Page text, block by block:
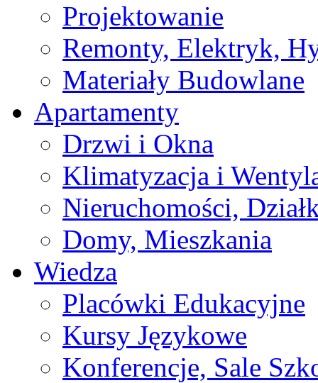
Projektowanie
Remonty, Elektryk,
Materiały Budowlane
Apartamenty
Drzwi i Okna
Klimatyzacja i
Nieruchomości,
Domy, Mieszkania
Wiedza
Placówki Edukacyjne
Kursy Językowe
Konferencje, Sale